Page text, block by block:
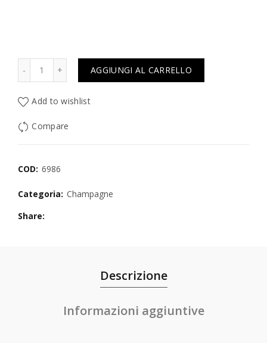
AGGIUNGI AL CARRELLO
Add to wishlist
Compare
COD: 6986
Categoria: Champagne
Share
Descrizione
Informazioni aggiuntive